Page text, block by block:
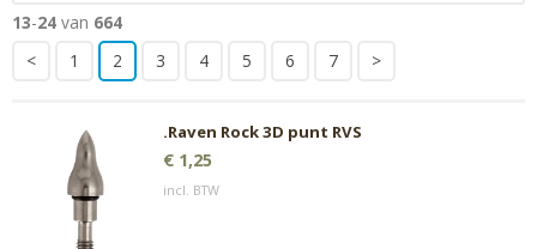
13-24 van 664
<
1 2 3 4 5 6 7 >
.Raven Rock 3D punt RVS
€ 1,25
incl. BTW